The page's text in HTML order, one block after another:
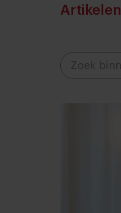
Artikelen